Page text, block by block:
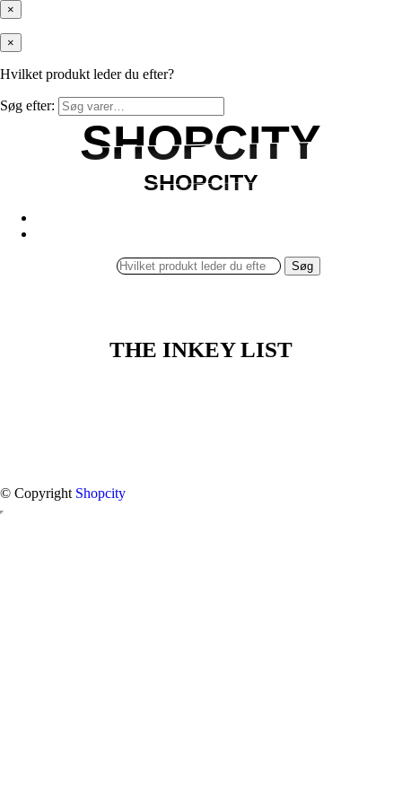
×
×
Hvilket produkt leder du efter?
Søg efter:
SHOPCITY
SHOPCITY
SHOPCITY
SHOPCITY
Søg
THE INKEY LIST
© Copyright Shopcity